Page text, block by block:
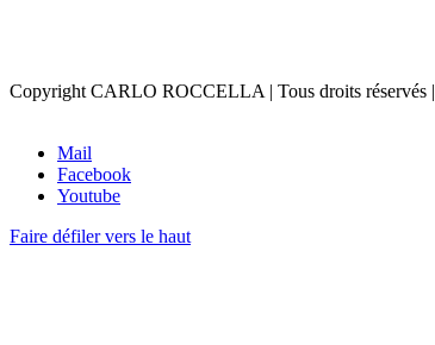
Copyright CARLO ROCCELLA | Tous droits réservés |
Mail
Facebook
Youtube
Faire défiler vers le haut